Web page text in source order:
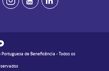
de Beneficência - Todos os